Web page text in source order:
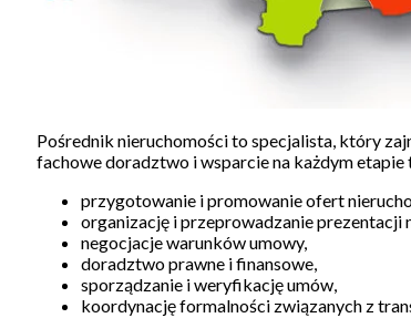
Pośrednik nieruchomości to specjalista, który
fachowe doradztwo i wsparcie na każdym
przygotowanie i promowanie ofert
organizację i przeprowadzanie prezentacji
negocjacje warunków umowy,
doradztwo prawne i finansowe,
sporządzanie i weryfikację umów,
koordynację formalności związanych z